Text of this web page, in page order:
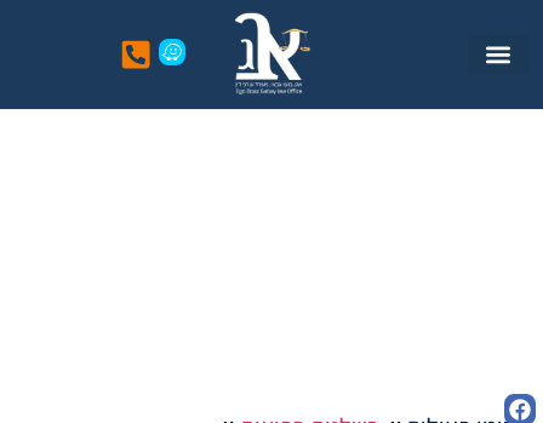
רשלנות רפואית באבחון